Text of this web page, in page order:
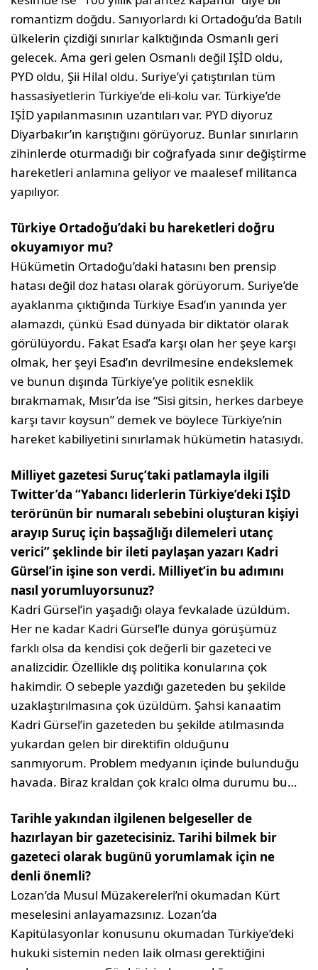
romantizm doğdu. Sanıyorlardı ki Ortadoğu’da Batılı
ülkelerin çizdiği sınırlar kalktığında Osmanlı geri
gelecek. Ama geri gelen Osmanlı değil IŞİD oldu,
PYD oldu, Şii Hilal oldu. Suriye’yi çatıştırılan tüm
hassasiyetlerin Türkiye’de eli-kolu var. Türkiye’de
IŞİD yapılanmasının uzantıları var. PYD diyoruz
Diyarbakır’ın karıştığını görüyoruz. Bunlar sınırların
zihinlerde oturmadığı bir coğrafyada sınır değiştirme
hareketleri anlamına geliyor ve maalesef militanca
yapılıyor.
Türkiye Ortadoğu’daki bu hareketleri doğru
okuyamıyor mu?
Hükümetin Ortadoğu’daki hatasını ben prensip
hatası değil doz hatası olarak görüyorum. Suriye’de
ayaklanma çıktığında Türkiye Esad’ın yanında yer
alamazdı, çünkü Esad dünyada bir diktatör olarak
görülüyordu. Fakat Esad’a karşı olan her şeye karşı
olmak, her şeyi Esad’ın devrilmesine endekslemek
ve bunun dışında Türkiye’ye politik esneklik
bırakmamak, Mısır’da ise “Sisi gitsin, herkes darbeye
karşı tavır koysun” demek ve böylece Türkiye’nin
hareket kabiliyetini sınırlamak hükümetin hatasıydı.
Milliyet gazetesi Suruç’taki patlamayla ilgili
Twitter’da “Yabancı liderlerin Türkiye’deki IŞİD
terörünün bir numaralı sebebini oluşturan kişiyi
arayıp Suruç için başsağlığı dilemeleri utanç
verici” şeklinde bir ileti paylaşan yazarı Kadri
Gürsel’in işine son verdi. Milliyet’in bu adımını
nasıl yorumluyorsunuz?
Kadri Gürsel’in yaşadığı olaya fevkalade üzüldüm.
Her ne kadar Kadri Gürsel’le dünya görüşümüz
farklı olsa da kendisi çok değerli bir gazeteci ve
analizcidir. Özellikle dış politika konularına çok
hakimdir. O sebeple yazdığı gazeteden bu şekilde
uzaklaştırılmasına çok üzüldüm. Şahsi kanaatim
Kadri Gürsel’in gazeteden bu şekilde atılmasında
yukardan gelen bir direktifin olduğunu
sanmıyorum. Problem medyanın içinde bulunduğu
havada. Biraz kraldan çok kralcı olma durumu bu…
Tarihle yakından ilgilenen belgeseller de
hazırlayan bir gazetecisiniz. Tarihi bilmek bir
gazeteci olarak bugünü yorumlamak için ne
denli önemli?
Lozan’da Musul Müzakereleri’ni okumadan Kürt
meselesini anlayamazsınız. Lozan’da
Kapitülasyonlar konusunu okumadan Türkiye’deki
hukuki sistemin neden laik olması gerektiğini